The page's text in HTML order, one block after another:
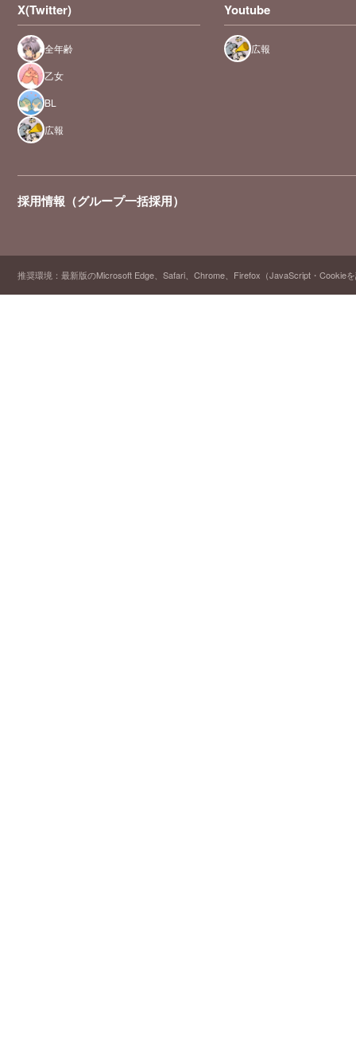
X(Twitter)
全年齢
乙女
BL
広報
Youtube
広報
採用情報（グループ一括採用）
推奨環境：最新版のMicrosoft Edge、Safari、Chrome、Firefox（JavaScript・Cookie